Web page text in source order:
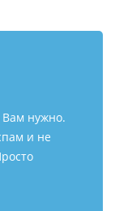
Вам нужно.
и не